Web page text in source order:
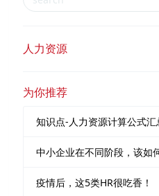
人力资源
为你推荐
知识点-人力资源计算公式汇
中小企业在不同阶段，该如
疫情后，这5类HR很吃香！